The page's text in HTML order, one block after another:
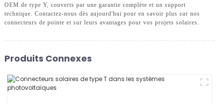
OEM de type Y, couverts par une garantie complète et un support
technique. Contactez-nous dès aujourd'hui pour en savoir plus sur nos
connecteurs de pointe et sur leurs avantages pour vos projets solaires.
Produits Connexes